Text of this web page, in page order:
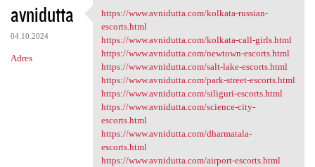
avnidutta
04.10.2024
Adres
https://www.avnidutta.com
https://www.avnidutta.com/kolkata-russian-
escorts.html
https://www.avnidutta.com/kolkata-call-girls.html
https://www.avnidutta.com/newtown-escorts.html
https://www.avnidutta.com/salt-lake-escorts.html
https://www.avnidutta.com/park-street-escorts.html
https://www.avnidutta.com/siliguri-escorts.html
https://www.avnidutta.com/science-city-
escorts.html
https://www.avnidutta.com/dharmatala-
escorts.html
https://www.avnidutta.com/airport-escorts.html